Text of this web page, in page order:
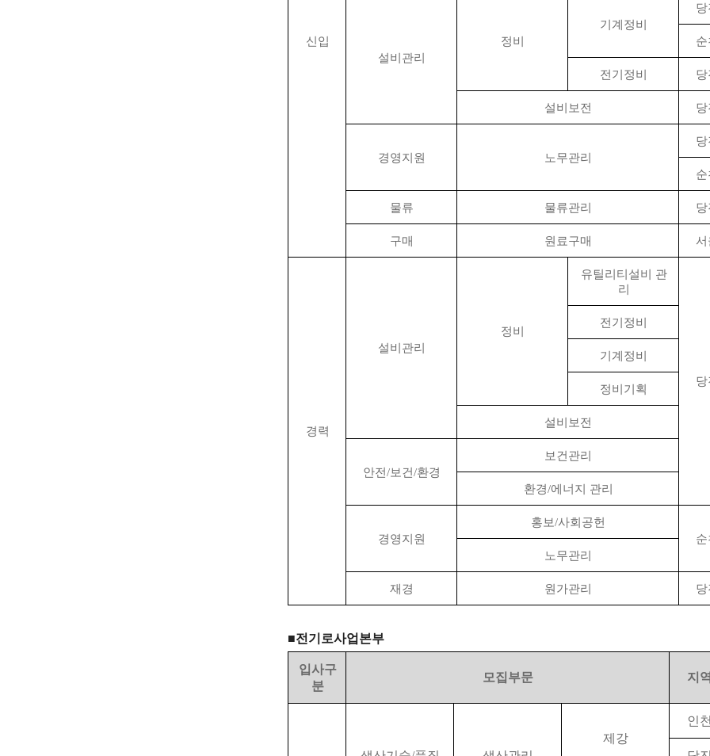
신입
설비관리
정비
기계정비
당
순
전기정비 당
설비보전 당
경영지원 노무관리
당
순
물류 물류관리 당
구매 원료구매 서
경력
설비관리
정비
유틸리티설비 관
리
당
전기정비
기계정비
정비기획
설비보전
안전/보건/환경
보건관리
환경/에너지 관리
경영지원
홍보/사회공헌
순
노무관리
재경 원가관리 당
■전기로사업본부
입사구
분
모집부문 지역
제강
인천